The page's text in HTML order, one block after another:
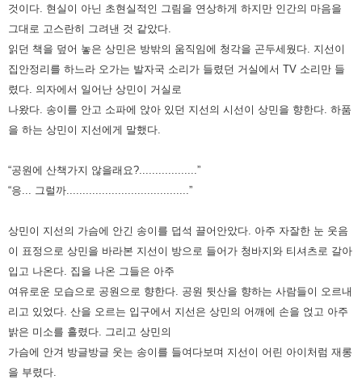
것이다. 현실이 아닌 초현실적인 그림을 연상하게 하지만 인간의 마음을
그대로 고스란히 그려낸 것 같았다.
읽던 책을 덮어 놓은 상민은 방밖의 움직임에 청각을 곤두세웠다. 지선이
집안정리를 하느라 오가는 발자국 소리가 들렸던 거실에서 TV 소리만 들
렸다. 의자에서 일어난 상민이 거실로
나왔다. 송이를 안고 소파에 앉아 있던 지선의 시선이 상민을 향한다. 하품
을 하는 상민이 지선에게 말했다.
“공원에 산책가지 않을래요?..................”
“응... 그럴까......................................”
상민이 지선의 가슴에 안긴 송이를 덥석 끌어안았다. 아주 자잘한 눈 웃음
이 표정으로 상민을 바라본 지선이 방으로 들어가 청바지와 티셔츠로 갈아
입고 나온다. 집을 나온 그들은 아주
여유로운 모습으로 공원으로 향한다. 공원 뒷산을 향하는 사람들이 오르내
리고 있었다. 산을 오르는 입구에서 지선은 상민의 어깨에 손을 얹고 아주
밝은 미소를 흘렸다. 그리고 상민의
가슴에 안겨 방글방글 웃는 송이를 들여다보며 지선이 어린 아이처럼 재롱
을 부렸다.